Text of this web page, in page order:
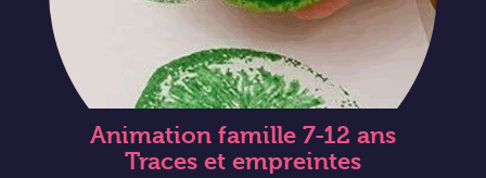
Animation famille 7-12 ans
Traces et empreintes